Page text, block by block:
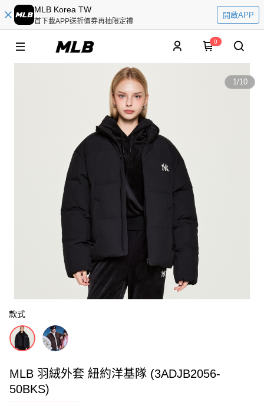
MLB Korea TW
首下載APP送折價券再抽限定禮
開啟APP
0
1/10
款式
MLB 羽絨外套 紐約洋基隊 (3ADJB2056-
50BKS)